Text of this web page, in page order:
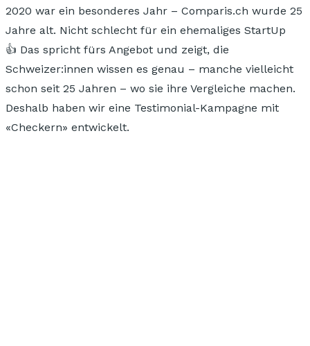
2020 war ein besonderes Jahr – Comparis.ch wurde 25
Jahre alt. Nicht schlecht für ein ehemaliges StartUp
👍 Das spricht fürs Angebot und zeigt, die
Schweizer:innen wissen es genau – manche vielleicht
schon seit 25 Jahren – wo sie ihre Vergleiche machen.
Deshalb haben wir eine Testimonial-Kampagne mit
«Checkern» entwickelt.